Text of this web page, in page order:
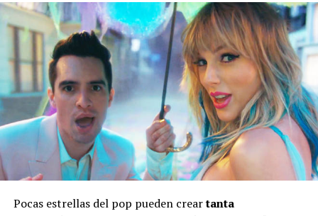
Pocas estrellas del pop pueden creartanta